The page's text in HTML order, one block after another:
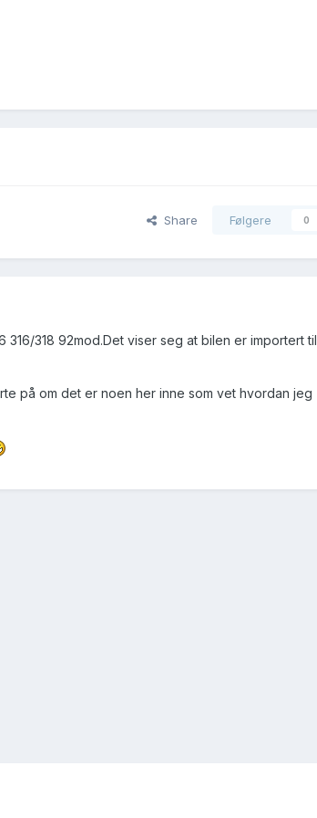
Share Følgere 0
318 92mod.Det viser seg at bilen er importert til
på om det er noen her inne som vet hvordan jeg